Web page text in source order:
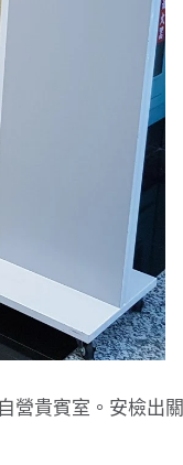
營貴賓室。安檢出關